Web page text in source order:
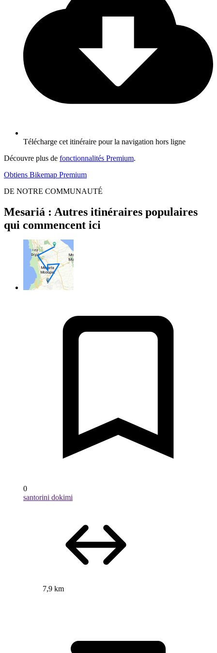
Télécharge cet itinéraire pour la navigation hors ligne
Découvre plus de fonctionnalités Premium.
Obtiens Bikemap Premium
DE NOTRE COMMUNAUTÉ
Mesariá : Autres itinéraires populaires
qui commencent ici
0
santorini dokimi
7,9 km